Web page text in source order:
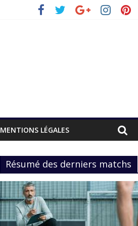
MENTIONS LÉGALES
Résumé des derniers matchs